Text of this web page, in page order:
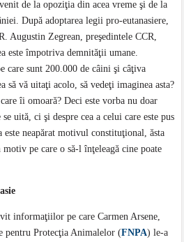
de la opoziţia din acea vreme şi de la
După adoptarea legii pro-eutanasiere,
Augustin Zegrean, preşedintele CCR,
este împotriva demnităţii umane.
care sunt 200.000 de câini şi câţiva
să vă uitaţi acolo, să vedeţi imaginea asta?
îi omoară? Deci este vorba nu doar
uită, ci şi despre cea a celui care este pus
este neapărat motivul constituţional, ăsta
pe care o să-l înţeleagă cine poate
informaţiilor pe care Carmen Arsene,
pentru Protecţia Animalelor (FNPA) le-a